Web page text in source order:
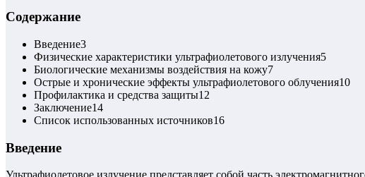
Содержание
Введение3
Физические характеристики ультрафиолетового излучения5
Биологические механизмы воздействия на кожу7
Острые и хронические эффекты ультрафиолетового облучения10
Профилактика и средства защиты12
Заключение14
Список использованных источников16
Введение